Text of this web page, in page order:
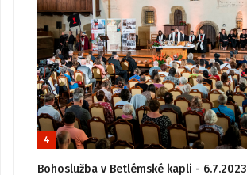
4
Bohoslužba v Betlémské kapli - 6.7.2023